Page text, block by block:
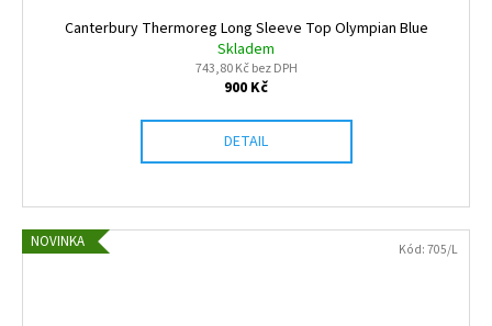
Canterbury Thermoreg Long Sleeve Top Olympian Blue
Skladem
743,80 Kč bez DPH
900 Kč
DETAIL
NOVINKA Kód:705/L